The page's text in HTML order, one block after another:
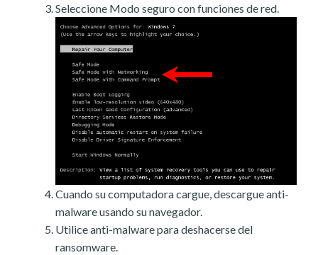
Seleccione Modo seguro con funciones de red.
Cuando su computadora cargue, descargue anti-
malware usando su navegador.
Utilice anti-malware para deshacerse del
ransomware.